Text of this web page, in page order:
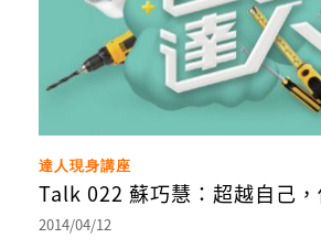
達人現身講座
Talk 022 蘇巧慧：超越自己
2014/04/12